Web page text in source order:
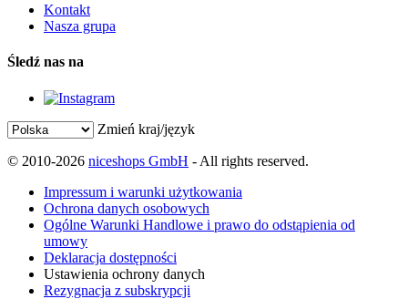
Kontakt
Nasza grupa
Śledź nas na
Zmień kraj/język
© 2010-2026 niceshops GmbH - All rights reserved.
Impressum i warunki użytkowania
Ochrona danych osobowych
Ogólne Warunki Handlowe i prawo do odstąpienia od
umowy
Deklaracja dostępności
Ustawienia ochrony danych
Rezygnacja z subskrypcji